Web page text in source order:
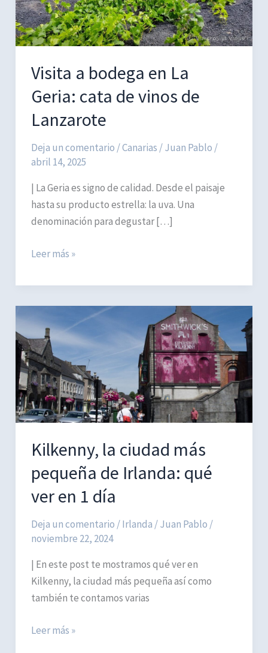
Visita a bodega en La
Geria: cata de vinos de
Lanzarote
Deja un comentario /Canarias /Juan Pablo /
abril 14, 2025
| La Geria es signo de calidad. Desde el paisaje
hasta su producto estrella: la uva. Una
denominación para degustar […]
Visita
bodega
en
La
Geria:
cata
de
vinos
de
Lanzarote
Leer más »
Kilkenny, la ciudad más
pequeña de Irlanda: qué
ver en 1 día
Deja un comentario /Irlanda /Juan Pablo /
noviembre 22, 2024
| En este post te mostramos qué ver en
Kilkenny, la ciudad más pequeña así como
también te contamos varias
Kilkenny,
Leer más »